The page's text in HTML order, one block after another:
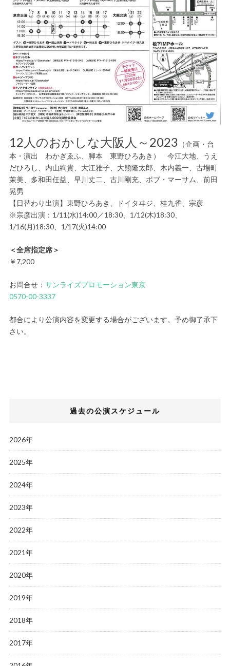
12人のおかしな大阪人～2023 （企画・台
本・演出 わかぎゑふ、脚本 東野ひろあき） 今江大地、うえ
だひろし、内山絢貴、大江雅子、大熊隆太郎、木内義一、古場町
茉美、多和田任益、早川丈二、古川剛充、ボブ・マーサム、前田
晃男
【日替わり出演】東野ひろあき、ドイタヰジ、桂九雀、宗彦
※宗彦出演：1/11(水)14:00／18:30、1/12(木)18:30、
1/16(月)18:30、1/17(火)14:00
＜全席指定席＞
￥7,200
お問合せ： サンライズプロモーション東京
0570-00-3337
都合により公演内容を変更する場合がございます。予め御了承下
さい。
過去の公演スケジュール
2026年
2025年
2024年
2023年
2022年
2021年
2020年
2019年
2018年
2017年